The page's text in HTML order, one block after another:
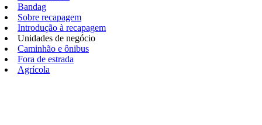
Bandag
Sobre recapagem
Introdução à recapagem
Unidades de negócio
Caminhão e ônibus
Fora de estrada
Agrícola